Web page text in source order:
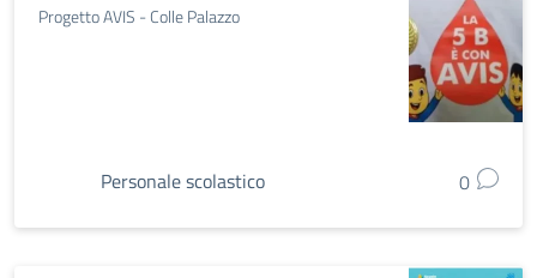
Progetto AVIS - Colle Palazzo
Personale scolastico 0